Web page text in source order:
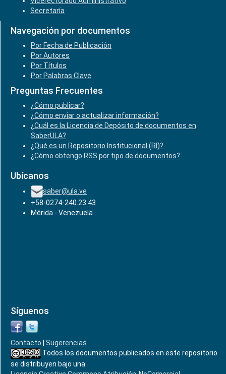
Secretaría
Navegación por documentos
Por Fecha de Publicación
Por Autores
Por Títulos
Por Palabras Clave
Preguntas Frecuentes
¿Cómo publicar?
¿Cómo enviar o actualizar información?
¿Cuál es la Licencia de Depósito de documentos en
SaberULA?
¿Qué es un Repositorio Institucional (RI)?
¿Cómo obtengo RSS por tipo de documentos?
Ubícanos
saber@ula.ve
+58-0274-240.23.43
Mérida - Venezuela
Síguenos
Contacto
Sugerencias
Todos los documentos publicados en este repositorio
se distribuyen bajo una